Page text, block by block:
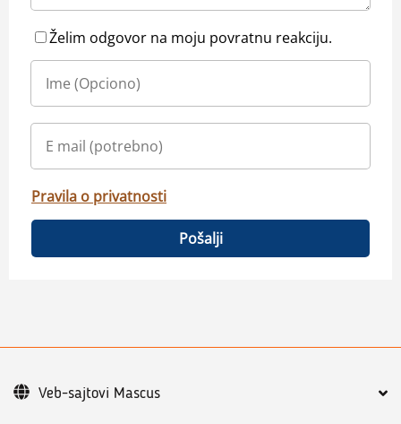
Želim odgovor na moju povratnu reakciju.
Pravila o privatnosti
Pošalji
Veb-sajtovi Mascus